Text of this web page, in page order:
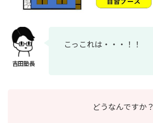
こっこれは・・・！！
どうなんですか？